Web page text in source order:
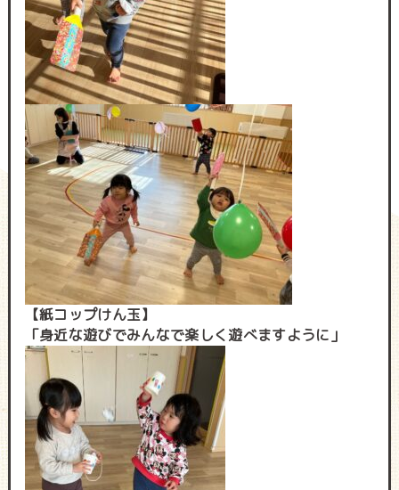
【紙コップけん玉】
「身近な遊びでみんなで楽しく遊べますように」